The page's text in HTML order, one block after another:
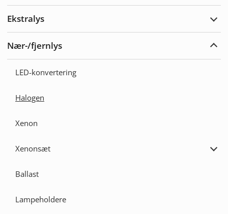
Ekstralys
Nær-/fjernlys
LED-konvertering
Halogen
Xenon
Xenonsæt
Ballast
Lampeholdere